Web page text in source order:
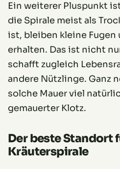
Ein weiterer Pluspunkt
die Spirale meist als
ist, bleiben kleine Fugen
erhalten. Das ist nicht
schafft zugleich
andere Nützlinge. Ganz
solche Mauer viel
gemauerter Klotz.
Der beste Standort
Kräuterspirale